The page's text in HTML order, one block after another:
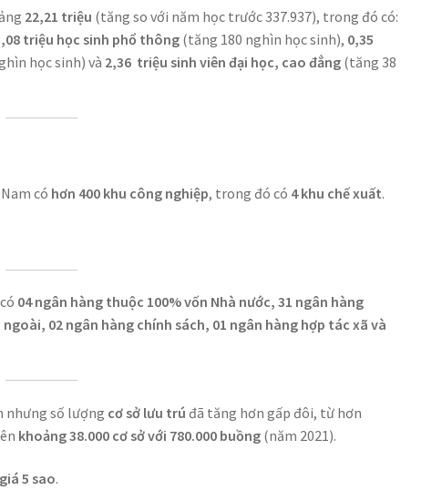
22,21 triệu (tăng so với năm học trước 337.937), trong đó có:
triệu học sinh phổ thông(tăng 180 nghìn học sinh), 0,35
học sinh) và 2,36 triệu sinh viên đại học, cao đẳng (tăng 38
có hơn 400 khu công nghiệp, trong đó có 4 khu chế xuất.
04 ngân hàng thuộc 100% vốn Nhà nước, 31 ngân hàng
02 ngân hàng chính sách, 01 ngân hàng hợp tác xã và
nhưng số lượng cơ sở lưu trúđã tăng hơn gấp đôi, từ hơn
khoảng 38.000 cơ sở với 780.000 buồng (năm 2021).
5 sao.